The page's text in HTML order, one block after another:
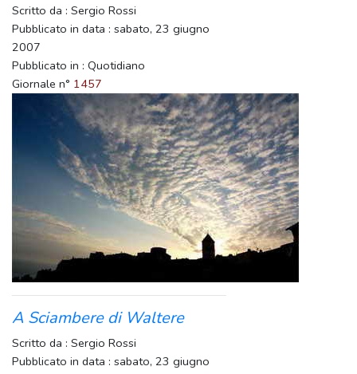
Scritto da : Sergio Rossi
Pubblicato in data : sabato, 23 giugno
2007
Pubblicato in : Quotidiano
Giornale n° 1457
A Sciambere di Waltere
Scritto da : Sergio Rossi
Pubblicato in data : sabato, 23 giugno